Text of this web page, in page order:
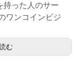
持った人のサー
ワンコインビジ
む